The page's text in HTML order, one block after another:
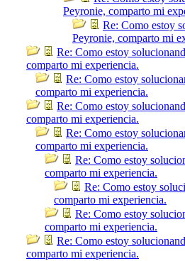
Peyronie, comparto mi
Re: Como estoy
Peyronie, comparto mi
Re: Como estoy
comparto mi experiencia.
Re: Como estoy
comparto mi experiencia.
Re: Como estoy
comparto mi experiencia.
Re: Como estoy
comparto mi experiencia.
Re: Como estoy
comparto mi experiencia.
Re: Como estoy
comparto mi experiencia.
Re: Como estoy
comparto mi experiencia.
Re: Como estoy
comparto mi experiencia.